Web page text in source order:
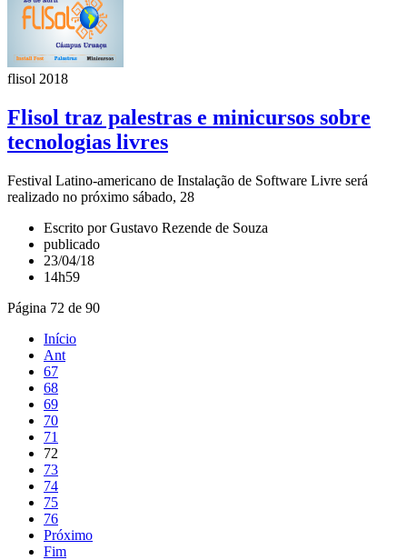
flisol 2018
Flisol traz palestras e minicursos sobre
tecnologias livres
Festival Latino-americano de Instalação de Software Livre será
realizado no próximo sábado, 28
Escrito por Gustavo Rezende de Souza
publicado
23/04/18
14h59
Página 72 de 90
Início
Ant
67
68
69
70
71
72
73
74
75
76
Próximo
Fim